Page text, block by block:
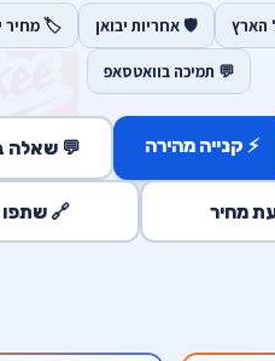
הארץ 🛡️ אחריות יבואן 🏷️ מחיר
💬 תמיכה בוואטסאפ
⚡ קנייה מהירה 💬 שאלה
מחיר 🔗